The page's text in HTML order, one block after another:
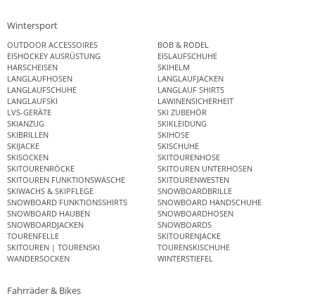
Wintersport
OUTDOOR ACCESSOIRES
BOB & RODEL
EISHOCKEY AUSRÜSTUNG
EISLAUFSCHUHE
HARSCHEISEN
SKIHELM
LANGLAUFHOSEN
LANGLAUFJACKEN
LANGLAUFSCHUHE
LANGLAUF SHIRTS
LANGLAUFSKI
LAWINENSICHERHEIT
LVS-GERÄTE
SKI ZUBEHÖR
SKIANZUG
SKIKLEIDUNG
SKIBRILLEN
SKIHOSE
SKIJACKE
SKISCHUHE
SKISOCKEN
SKITOURENHOSE
SKITOURENRÖCKE
SKITOUREN UNTERHOSEN
SKITOUREN FUNKTIONSWÄSCHE
SKITOURENWESTEN
SKIWACHS & SKIPFLEGE
SNOWBOARDBRILLE
SNOWBOARD FUNKTIONSSHIRTS
SNOWBOARD HANDSCHUHE
SNOWBOARD HAUBEN
SNOWBOARDHOSEN
SNOWBOARDJACKEN
SNOWBOARDS
TOURENFELLE
SKITOURENJACKE
SKITOUREN | TOURENSKI
TOURENSKISCHUHE
WANDERSOCKEN
WINTERSTIEFEL
Fahrräder & Bikes